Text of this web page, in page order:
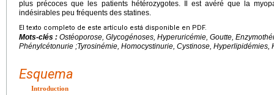
plus précoces que les patients hétérozygotes. Il est avéré que la
indésirables peu fréquents des statines.
El texto completo de este artículo está disponible en PDF.
Mots-clés : Ostéoporose, Glycogénoses, Hyperuricémie, Goutte,
Phénylcétonurie ;Tyrosinémie, Homocystinurie, Cystinose,
Esquema
Introduction